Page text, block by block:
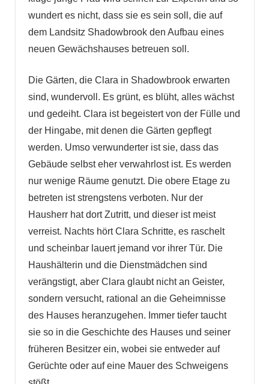
wundert es nicht, dass sie es sein soll, die auf
dem Landsitz Shadowbrook den Aufbau eines
neuen Gewächshauses betreuen soll.
Die Gärten, die Clara in Shadowbrook erwarten
sind, wundervoll. Es grünt, es blüht, alles wächst
und gedeiht. Clara ist begeistert von der Fülle und
der Hingabe, mit denen die Gärten gepflegt
werden. Umso verwunderter ist sie, dass das
Gebäude selbst eher verwahrlost ist. Es werden
nur wenige Räume genutzt. Die obere Etage zu
betreten ist strengstens verboten. Nur der
Hausherr hat dort Zutritt, und dieser ist meist
verreist. Nachts hört Clara Schritte, es raschelt
und scheinbar lauert jemand vor ihrer Tür. Die
Haushälterin und die Dienstmädchen sind
verängstigt, aber Clara glaubt nicht an Geister,
sondern versucht, rational an die Geheimnisse
des Hauses heranzugehen. Immer tiefer taucht
sie so in die Geschichte des Hauses und seiner
früheren Besitzer ein, wobei sie entweder auf
Gerüchte oder auf eine Mauer des Schweigens